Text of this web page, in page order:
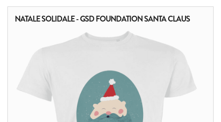
NATALE SOLIDALE - GSD FOUNDATION SANTA CLAUS